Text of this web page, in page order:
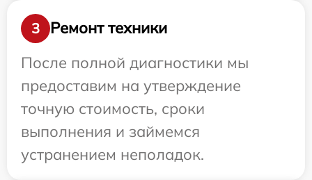
3
Ремонт техники
После полной диагностики мы
предоставим на утверждение
точную стоимость, сроки
выполнения и займемся
устранением неполадок.